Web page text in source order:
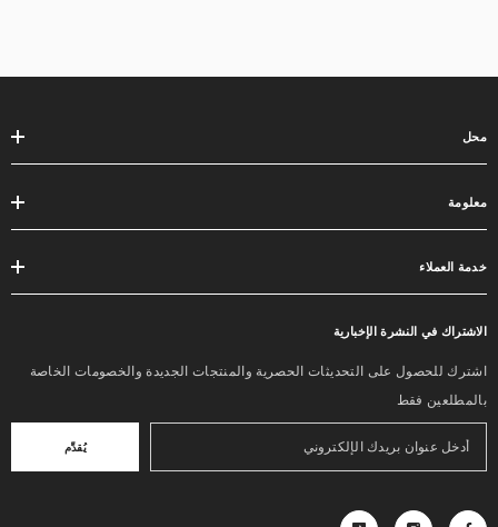
محل
معلومة
خدمة العملاء
الاشتراك في النشرة الإخبارية
اشترك للحصول على التحديثات الحصرية والمنتجات الجديدة والخصومات الخاصة
بالمطلعين فقط
يُقدِّم